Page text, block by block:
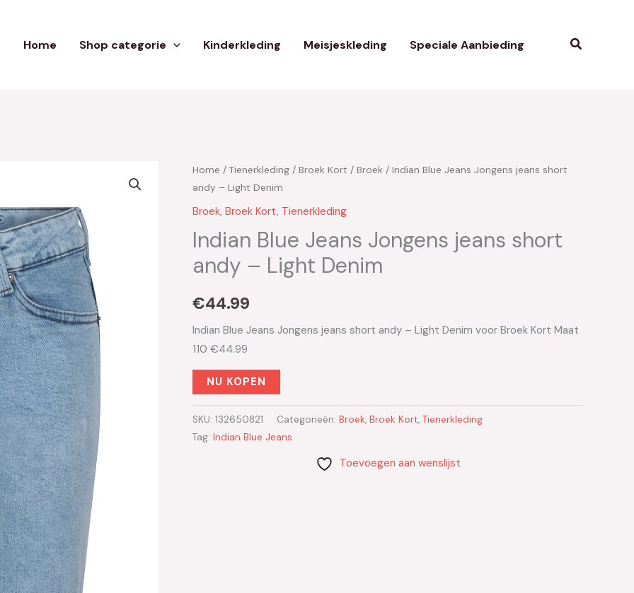
Home Shop categorie Kinderkleding Meisjeskleding Speciale Aanbieding Zoeken
Home / Tienerkleding / Broek Kort / Broek / Indian Blue Jeans Jongens jeans short
andy – Light Denim
Broek, Broek Kort, Tienerkleding
Indian Blue Jeans Jongens jeans short
andy – Light Denim
€44.99
Indian Blue Jeans Jongens jeans short andy – Light Denim voor Broek Kort Maat
110 €44.99
NU KOPEN
SKU: 132650821 Categorieën: Broek, Broek Kort, Tienerkleding
Tag: Indian Blue Jeans
Toevoegen aan wenslijst